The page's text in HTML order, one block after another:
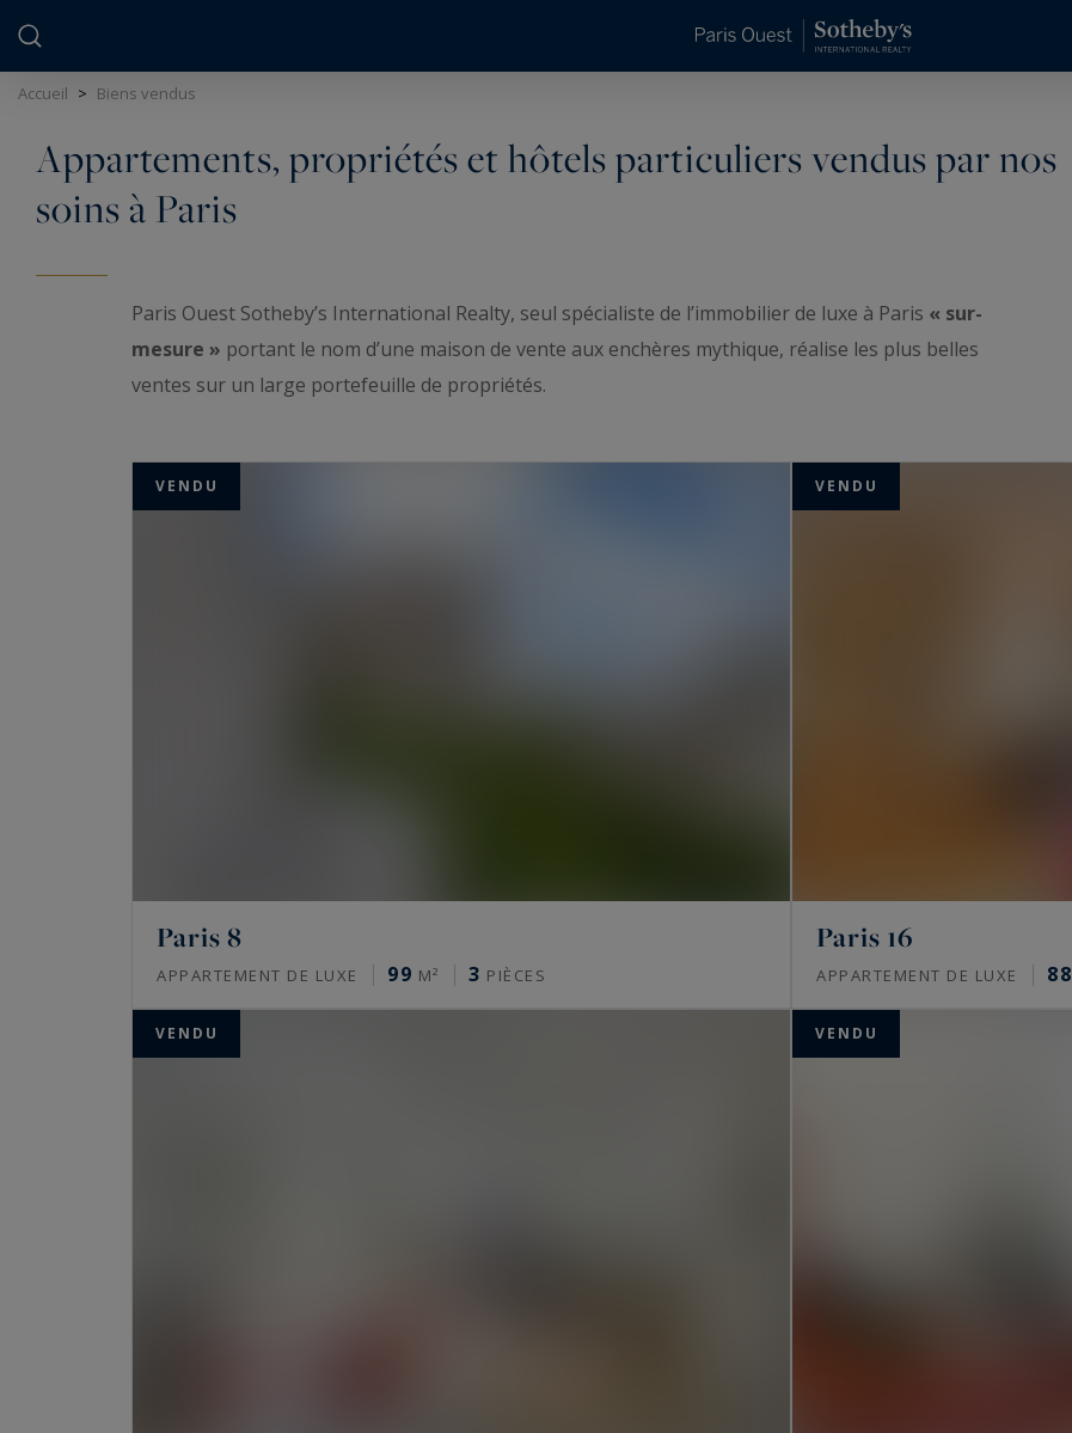
Accueil > Biens vendus
Appartements, propriétés et hôtels particuliers vendus par nos
soins à Paris
Paris Ouest Sotheby’s International Realty, seul spécialiste de l’immobilier de luxe à Paris « sur-
mesure » portant le nom d’une maison de vente aux enchères mythique, réalise les plus belles
ventes sur un large portefeuille de propriétés.
particulier à l’appartement familial, et aux propriétés et demeures haut de gamme à Paris,
notamment à
Paris 16ème, Paris 17ème, Le Marais mais également l'est Paris et Neuilly-sur-
VENDU
Paris 8
APPARTEMENT DE LUXE 99 M² 3 PIÈCES
VENDU
Paris 16
APPARTEMENT DE LUXE 88
VENDU VENDU